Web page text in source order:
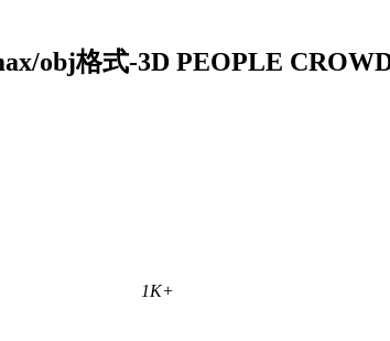
obj格式-3D PEOPLE
1K+